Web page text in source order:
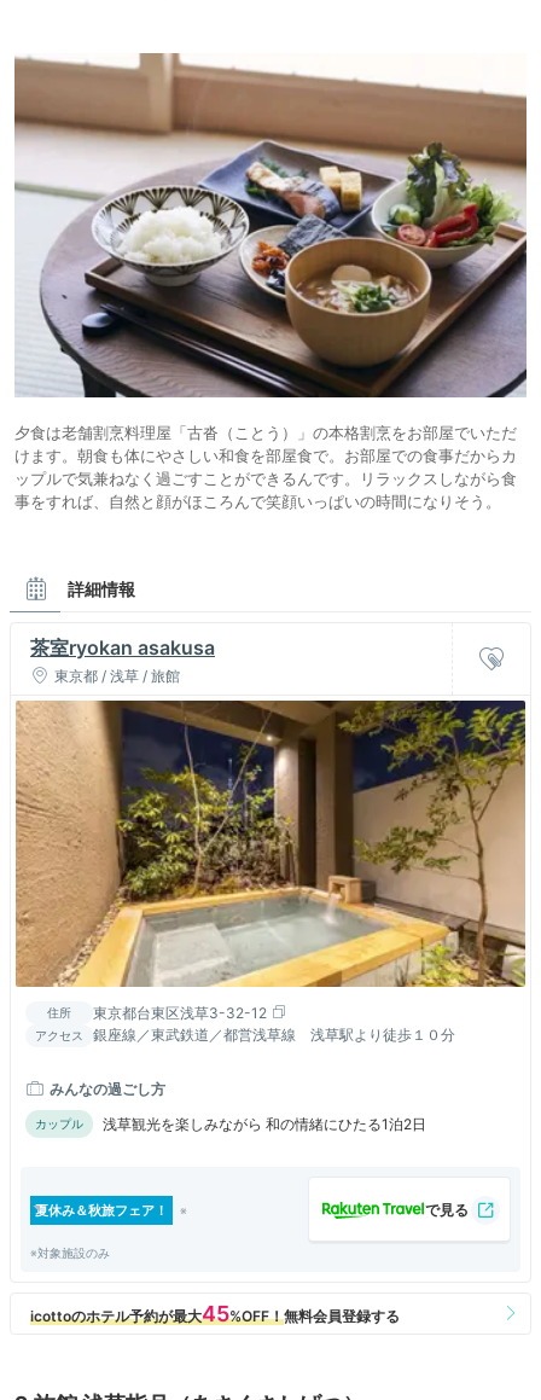
夕食は老舗割烹料理屋「古沓（ことう）」の本格割烹をお部屋でいただ
けます。朝食も体にやさしい和食を部屋食で。お部屋での食事だからカ
ップルで気兼ねなく過ごすことができるんです。リラックスしながら食
事をすれば、自然と顔がほころんで笑顔いっぱいの時間になりそう。
詳細情報
茶室ryokan asakusa
東京都 / 浅草 / 旅館
住所 東京都台東区浅草3-32-12
アクセス 銀座線／東武鉄道／都営浅草線 浅草駅より徒歩１０分
みんなの過ごし方
カップル 浅草観光を楽しみながら 和の情緒にひたる1泊2日
夏休み＆秋旅フェア！
※対象施設のみ